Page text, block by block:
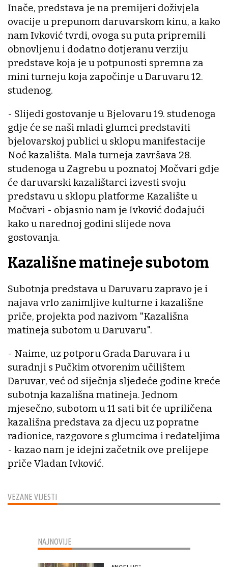
VEZANE VIJESTI
Inače, predstava je na premijeri doživjela
ovacije u prepunom daruvarskom kinu, a kako
nam Ivković tvrdi, ovoga su puta pripremili
obnovljenu i dodatno dotjeranu verziju
predstave koja je u potpunosti spremna za
mini turneju koja započinje u Daruvaru 12.
studenog.
- Slijedi gostovanje u Bjelovaru 19. studenoga
gdje će se naši mladi glumci predstaviti
bjelovarskoj publici u sklopu manifestacije
Noć kazališta. Mala turneja završava 28.
studenoga u Zagrebu u poznatoj Močvari gdje
će daruvarski kazalištarci izvesti svoju
predstavu u sklopu platforme Kazalište u
Močvari - objasnio nam je Ivković dodajući
kako u narednoj godini slijede nova
gostovanja.
Kazališne matineje subotom
Subotnja predstava u Daruvaru zapravo je i
najava vrlo zanimljive kulturne i kazališne
priče, projekta pod nazivom "Kazališna
matineja subotom u Daruvaru".
- Naime, uz potporu Grada Daruvara i u
suradnji s Pučkim otvorenim učilištem
Daruvar, već od siječnja sljedeće godine kreće
subotnja kazališna matineja. Jednom
mjesečno, subotom u 11 sati bit će upriličena
kazališna predstava za djecu uz popratne
radionice, razgovore s glumcima i redateljima
- kazao nam je idejni začetnik ove prelijepe
priče Vladan Ivković.
NAJNOVIJE